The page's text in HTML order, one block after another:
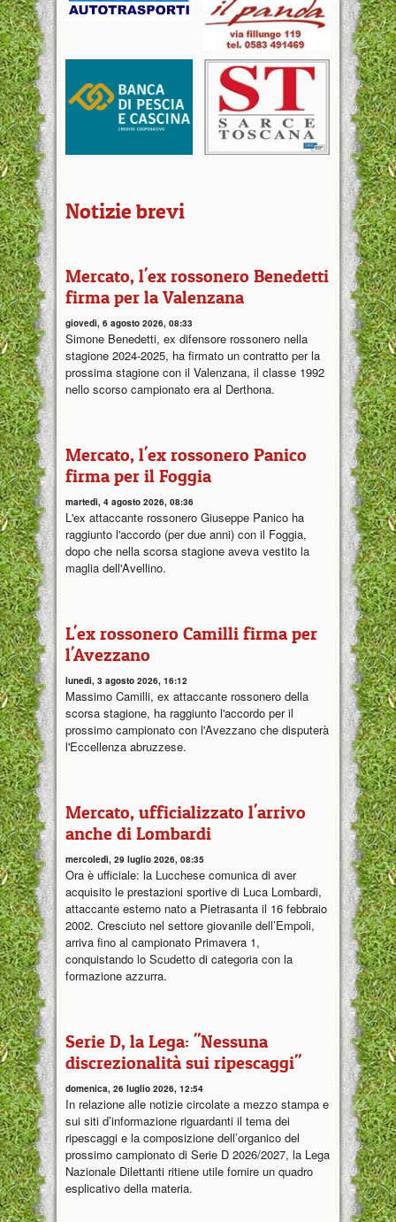
Notizie brevi
Mercato, l'ex rossonero Benedetti
firma per la Valenzana
giovedì, 6 agosto 2026, 08:33
Simone Benedetti, ex difensore rossonero nella
stagione 2024-2025, ha firmato un contratto per la
prossima stagione con il Valenzana, il classe 1992
nello scorso campionato era al Derthona.
Mercato, l'ex rossonero Panico
firma per il Foggia
martedì, 4 agosto 2026, 08:36
L'ex attaccante rossonero Giuseppe Panico ha
raggiunto l'accordo (per due anni) con il Foggia,
dopo che nella scorsa stagione aveva vestito la
maglia dell'Avellino.
L'ex rossonero Camilli firma per
l'Avezzano
lunedì, 3 agosto 2026, 16:12
Massimo Camilli, ex attaccante rossonero della
scorsa stagione, ha raggiunto l'accordo per il
prossimo campionato con l'Avezzano che disputerà
l'Eccellenza abruzzese.
Mercato, ufficializzato l'arrivo
anche di Lombardi
mercoledì, 29 luglio 2026, 08:35
Ora è ufficiale: la Lucchese comunica di aver
acquisito le prestazioni sportive di Luca Lombardi,
attaccante esterno nato a Pietrasanta il 16 febbraio
2002. Cresciuto nel settore giovanile dell’Empoli,
arriva fino al campionato Primavera 1,
conquistando lo Scudetto di categoria con la
formazione azzurra.
Serie D, la Lega: "Nessuna
discrezionalità sui ripescaggi"
domenica, 26 luglio 2026, 12:54
In relazione alle notizie circolate a mezzo stampa e
sui siti d’informazione riguardanti il tema dei
ripescaggi e la composizione dell’organico del
prossimo campionato di Serie D 2026/2027, la Lega
Nazionale Dilettanti ritiene utile fornire un quadro
esplicativo della materia.